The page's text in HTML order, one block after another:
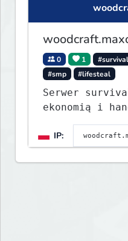
0 1 #survival
#smp
#lifesteal
Serwer
ekonomią i
IP: